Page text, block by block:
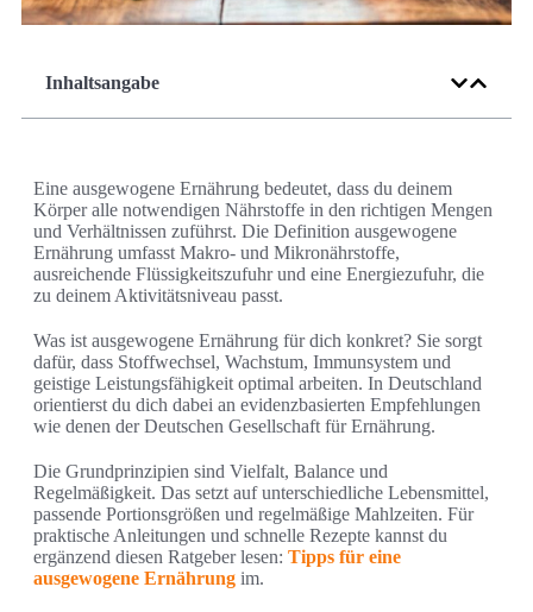
Inhaltsangabe
Eine ausgewogene Ernährung bedeutet, dass du deinem
Körper alle notwendigen Nährstoffe in den richtigen Mengen
und Verhältnissen zuführst. Die Definition ausgewogene
Ernährung umfasst Makro- und Mikronährstoffe,
ausreichende Flüssigkeitszufuhr und eine Energiezufuhr, die
zu deinem Aktivitätsniveau passt.
Was ist ausgewogene Ernährung für dich konkret? Sie sorgt
dafür, dass Stoffwechsel, Wachstum, Immunsystem und
geistige Leistungsfähigkeit optimal arbeiten. In Deutschland
orientierst du dich dabei an evidenzbasierten Empfehlungen
wie denen der Deutschen Gesellschaft für Ernährung.
Die Grundprinzipien sind Vielfalt, Balance und
Regelmäßigkeit. Das setzt auf unterschiedliche Lebensmittel,
passende Portionsgrößen und regelmäßige Mahlzeiten. Für
praktische Anleitungen und schnelle Rezepte kannst du
ergänzend diesen Ratgeber lesen: Tipps für eine
ausgewogene Ernährung im.